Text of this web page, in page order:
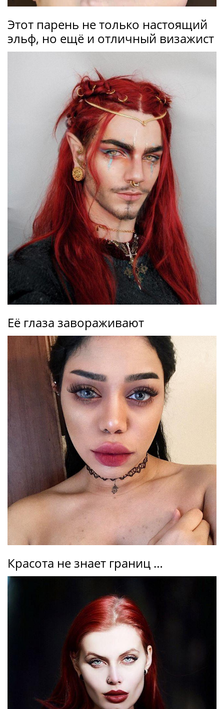
Этот парень не только настоящий
эльф, но ещё и отличный визажист
Её глаза завораживают
Красота не знает границ …